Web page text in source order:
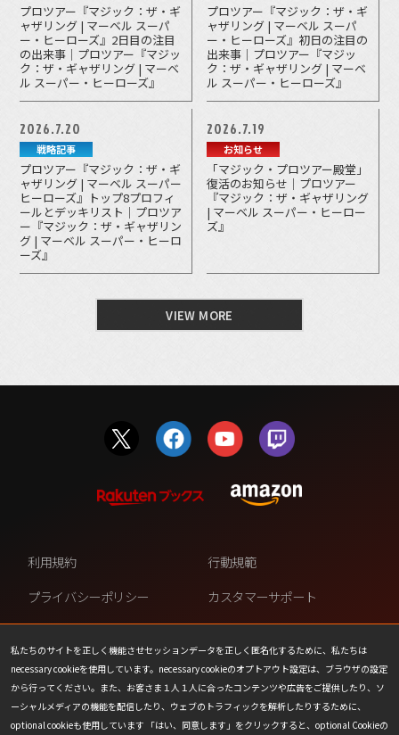
プロツアー『マジック：ザ・ギ
ャザリング | マーベル スーパ
ー・ヒーローズ』2日目の注目
の出来事｜プロツアー『マジッ
ク：ザ・ギャザリング | マーベ
ル スーパー・ヒーローズ』
プロツアー『マジック：ザ・ギ
ャザリング | マーベル スーパ
ー・ヒーローズ』初日の注目の
出来事｜プロツアー『マジッ
ク：ザ・ギャザリング | マーベ
ル スーパー・ヒーローズ』
2026.7.20
戦略記事
プロツアー『マジック：ザ・ギ
ャザリング | マーベル スーパー
ヒーローズ』トップ8プロフィ
ールとデッキリスト｜プロツア
ー『マジック：ザ・ギャザリン
グ | マーベル スーパー・ヒーロ
ーズ』
2026.7.19
お知らせ
「マジック・プロツアー殿堂」
復活のお知らせ｜プロツアー
『マジック：ザ・ギャザリング
| マーベル スーパー・ヒーロー
ズ』
VIEW MORE
私たちのサイトを正しく機能させセッションデータを正しく匿名化するために、私たちは
necessary cookieを使用しています。necessary cookieのオプトアウト設定は、ブラウザの設定
から行ってください。また、お客さま１人１人に合ったコンテンツや広告をご提供したり、ソ
ーシャルメディアの機能を配信したり、ウェブのトラフィックを解析したりするために、
optional cookieも使用しています 「はい、同意します」をクリックすると、optional Cookieの
利用規約
行動規範
プライバシーポリシー
カスタマーサポート
ファンコンテンツ・ポリシー
個人情報の販売や共有を許可し
ない
COOKIE
プレスリリース
会社情報
お問い合わせ